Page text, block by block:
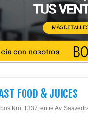
FOOD & JUICES
Nro. 1337, entre Av.